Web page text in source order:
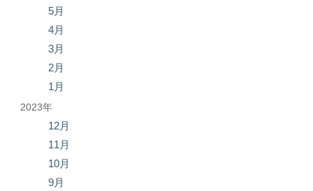
5月
4月
3月
2月
1月
2023年
12月
11月
10月
9月